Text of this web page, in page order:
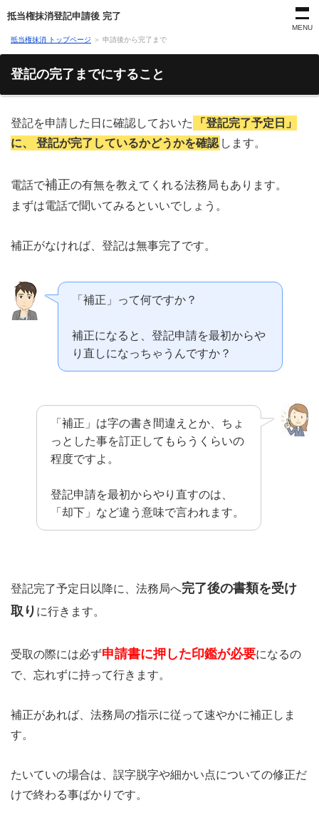
抵当権抹消登記申請後 完了
MENU
抵当権抹消 トップページ ＞ 申請後から完了まで
登記の完了までにすること
登記を申請した日に確認しておいた
「登記完了予定日」
に、 登記が完了しているかどうかを確認 します。
電話で補正の有無を教えてくれる法務局もあります。
まずは電話で聞いてみるといいでしょう。
補正がなければ、登記は無事完了です。
「補正」って何ですか？
補正になると、登記申請を最初からや
り直しになっちゃうんですか？
「補正」は字の書き間違えとか、ちょ
っとした事を訂正してもらうくらいの
程度ですよ。
登記申請を最初からやり直すのは、
「却下」など違う意味で言われます。
登記完了予定日以降に、法務局へ完了後の書類を受け
取り に行きます。
受取の際には必ず申請書に押した印鑑が必要になるの
で、忘れずに持って行きます。
補正があれば、法務局の指示に従って速やかに補正しま
す。
たいていの場合は、誤字脱字や細かい点についての修正だ
けで終わる事ばかりです。